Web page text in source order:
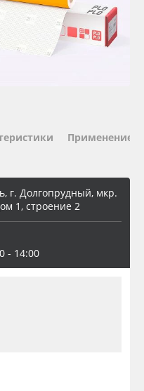
Применение
г. Долгопрудный, мкр.
1, строение 2
- 14:00